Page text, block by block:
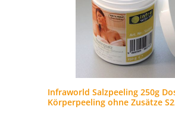
Infraworld Salzpeeling 250g
Körperpeeling ohne Zusätze